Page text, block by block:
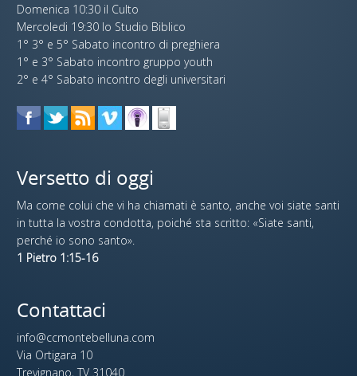
Domenica 10:30 il Culto
Mercoledi 19:30 lo Studio Biblico
1° 3° e 5° Sabato incontro di preghiera
1° e 3° Sabato incontro gruppo youth
2° e 4° Sabato incontro degli universitari
Versetto di oggi
Ma come colui che vi ha chiamati è santo, anche voi siate santi
in tutta la vostra condotta, poiché sta scritto: «Siate santi,
perché io sono santo».
1 Pietro 1:15-16
Contattaci
info@ccmontebelluna.com
Via Ortigara 10
Trevignano, TV 31040